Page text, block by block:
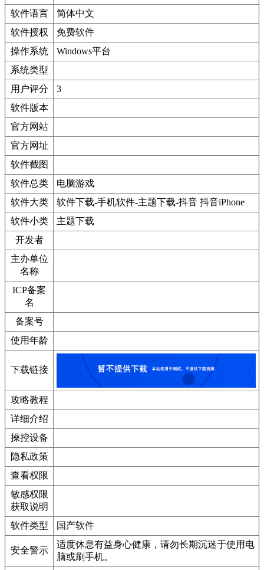
软件语言
简体中文
软件授权
免费软件
操作系统
Windows平台
系统类型
用户评分
3
软件版本
官方网站
官方网址
软件截图
软件总类
电脑游戏
软件大类
软件下载-手机软件-主题下载-抖音 抖音iPhone
软件小类
主题下载
开发者
主办单位
名称
ICP备案
名
备案号
使用年龄
下载链接
攻略教程
详细介绍
操控设备
隐私政策
查看权限
敏感权限
获取说明
软件类型
国产软件
安全警示
适度休息有益身心健康，请勿长期沉迷于使用电
脑或刷手机。